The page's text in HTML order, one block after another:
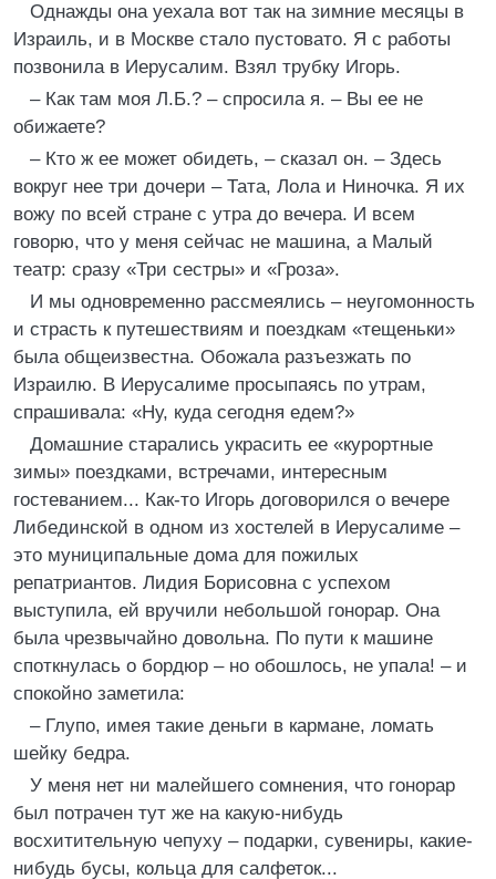
Однажды она уехала вот так на зимние месяцы в
Израиль, и в Москве стало пустовато. Я с работы
позвонила в Иерусалим. Взял трубку Игорь.
– Как там моя Л.Б.? – спросила я. – Вы ее не
обижаете?
– Кто ж ее может обидеть, – сказал он. – Здесь
вокруг нее три дочери – Тата, Лола и Ниночка. Я их
вожу по всей стране с утра до вечера. И всем
говорю, что у меня сейчас не машина, а Малый
театр: сразу «Три сестры» и «Гроза».
И мы одновременно рассмеялись – неугомонность
и страсть к путешествиям и поездкам «тещеньки»
была общеизвестна. Обожала разъезжать по
Израилю. В Иерусалиме просыпаясь по утрам,
спрашивала: «Ну, куда сегодня едем?»
Домашние старались украсить ее «курортные
зимы» поездками, встречами, интересным
гостеванием... Как-то Игорь договорился о вечере
Либединской в одном из хостелей в Иерусалиме –
это муниципальные дома для пожилых
репатриантов. Лидия Борисовна с успехом
выступила, ей вручили небольшой гонорар. Она
была чрезвычайно довольна. По пути к машине
споткнулась о бордюр – но обошлось, не упала! – и
спокойно заметила:
– Глупо, имея такие деньги в кармане, ломать
шейку бедра.
У меня нет ни малейшего сомнения, что гонорар
был потрачен тут же на какую-нибудь
восхитительную чепуху – подарки, сувениры, какие-
нибудь бусы, кольца для салфеток...